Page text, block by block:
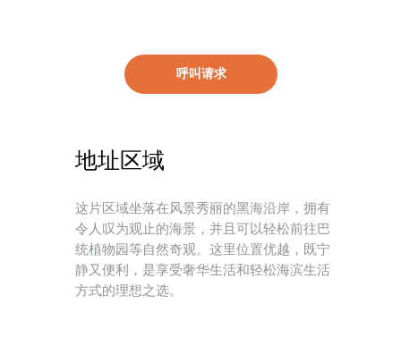
呼叫请求
地址区域
这片区域坐落在风景秀丽的黑海沿岸，拥有
令人叹为观止的海景，并且可以轻松前往巴
统植物园等自然奇观。这里位置优越，既宁
静又便利，是享受奢华生活和轻松海滨生活
方式的理想之选。